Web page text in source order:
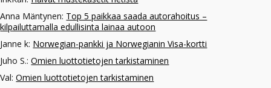
Anna Mäntynen: Top 5 paikkaa saada autorahoitus –
kilpailuttamalla edullisinta lainaa autoon
Janne k: Norwegian-pankki ja Norwegianin Visa-kortti
Juho S.:Omien luottotietojen tarkistaminen
Val:Omien luottotietojen tarkistaminen